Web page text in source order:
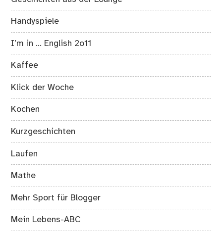
Handyspiele
I’m in … English 2o11
Kaffee
Klick der Woche
Kochen
Kurzgeschichten
Laufen
Mathe
Mehr Sport für Blogger
Mein Lebens-ABC